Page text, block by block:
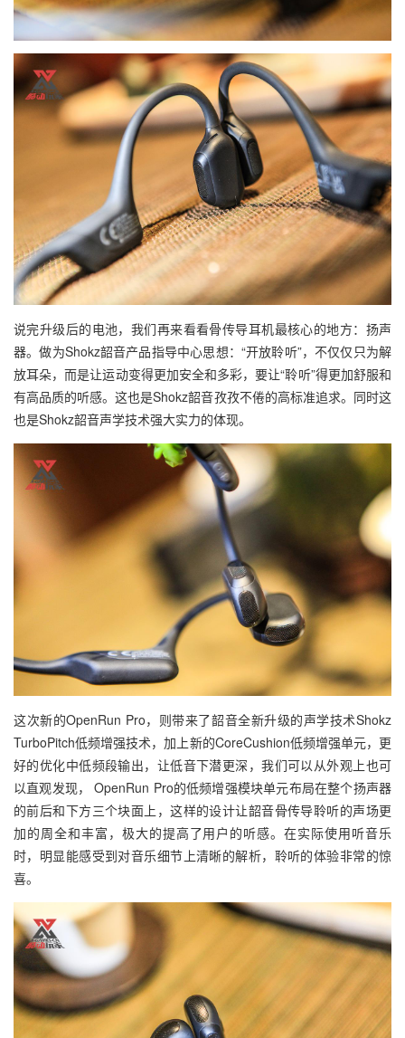
说完升级后的电池，我们再来看看骨传导耳机最核心的地方：扬声
器。做为Shokz韶音产品指导中心思想：“开放聆听”，不仅仅只为解
放耳朵，而是让运动变得更加安全和多彩，要让“聆听”得更加舒服和
有高品质的听感。这也是Shokz韶音孜孜不倦的高标准追求。同时这
也是Shokz韶音声学技术强大实力的体现。
这次新的OpenRun Pro，则带来了韶音全新升级的声学技术Shokz
TurboPitch低频增强技术，加上新的CoreCushion低频增强单元，更
好的优化中低频段输出，让低音下潜更深，我们可以从外观上也可
以直观发现， OpenRun Pro的低频增强模块单元布局在整个扬声器
的前后和下方三个块面上，这样的设计让韶音骨传导聆听的声场更
加的周全和丰富，极大的提高了用户的听感。在实际使用听音乐
时，明显能感受到对音乐细节上清晰的解析，聆听的体验非常的惊
喜。